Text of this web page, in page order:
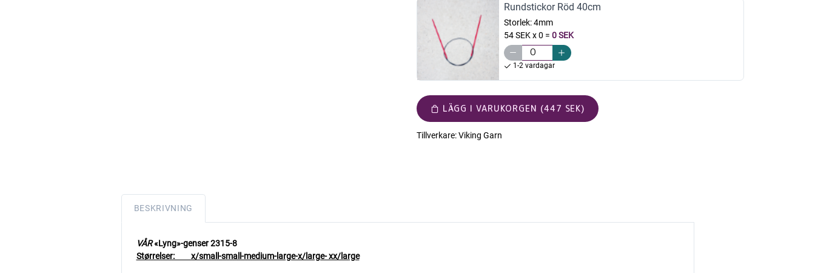
Rundstickor Röd 40cm
Storlek:4mm
54 SEK x 0 = 0 SEK
1-2 vardagar
LÄGG I VARUKORGEN (447 SEK)
Tillverkare:Viking Garn
BESKRIVNING
VÅR«Lyng»-genser 2315-8
Størrelser: x/small-small-medium-large-x/large- xx/large